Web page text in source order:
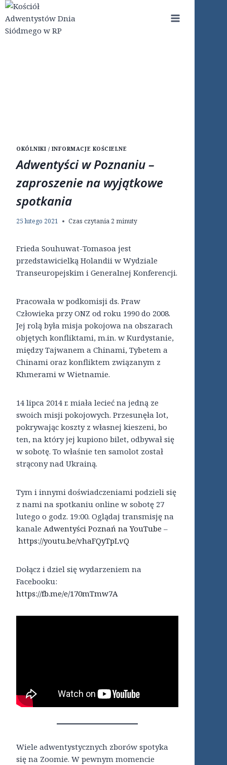
Przejdź
do
treści
OKÓLNIKI / INFORMACJE KOŚCIELNE
Adwentyści w Poznaniu –
zaproszenie na wyjątkowe
spotkania
25 lutego 2021 Czas czytania 2 minuty
Frieda Souhuwat-Tomasoa jest
przedstawicielką Holandii w Wydziale
Transeuropejskim i Generalnej Konferencji.
Pracowała w podkomisji ds. Praw
Człowieka przy ONZ od roku 1990 do 2008.
Jej rolą była misja pokojowa na obszarach
objętych konfliktami, m.in. w Kurdystanie,
między Tajwanem a Chinami, Tybetem a
Chinami oraz konfliktem związanym z
Khmerami w Wietnamie.
14 lipca 2014 r. miała lecieć na jedną ze
swoich misji pokojowych. Przesunęła lot,
pokrywając koszty z własnej kieszeni, bo
ten, na który jej kupiono bilet, odbywał się
w sobotę. To właśnie ten samolot został
strącony nad Ukrainą.
Tym i innymi doświadczeniami podzieli się
z nami na spotkaniu online w sobotę 27
lutego o godz. 19:00. Oglądaj transmisję na
kanale Adwentyści Poznań na YouTube –
https://youtu.be/vhaFQyTpLvQ
Dołącz i dziel się wydarzeniem na
Facebooku:
https://fb.me/e/170mTmw7A
Wiele adwentystycznych zborów spotyka
się na Zoomie. W pewnym momencie